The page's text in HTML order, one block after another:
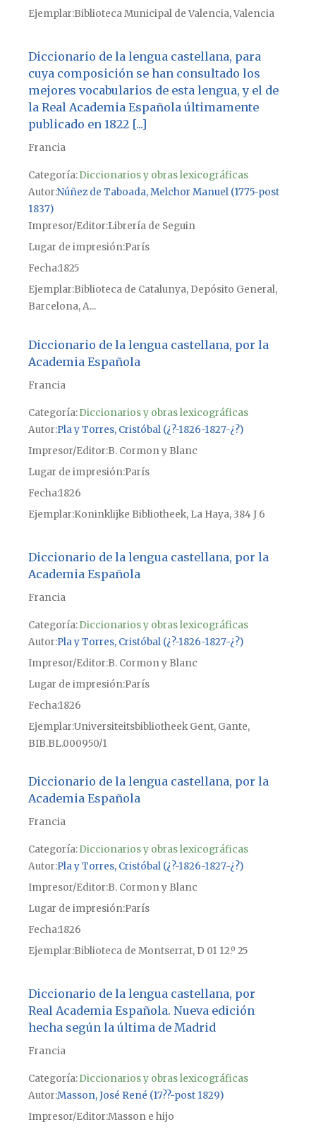
Ejemplar Biblioteca Municipal de Valencia, Valencia
Diccionario de la lengua castellana, para
cuya composición se han consultado los
mejores vocabularios de esta lengua, y el de
la Real Academia Española últimamente
publicado en 1822 [...]
Francia
Categoría:Diccionarios y obras lexicográficas
Autor Núñez de Taboada, Melchor Manuel (1775-post
1837)
Impresor/Editor Librería de Seguin
Lugar de impresiónParís
Fecha1825
Ejemplar Biblioteca de Catalunya, Depósito General,
Barcelona, A...
Diccionario de la lengua castellana, por la
Academia Española
Francia
Categoría:Diccionarios y obras lexicográficas
Autor Pla y Torres, Cristóbal (¿?-1826-1827-¿?)
Impresor/Editor B. Cormon y Blanc
Lugar de impresiónParís
Fecha1826
Ejemplar Koninklijke Bibliotheek, La Haya, 384 J 6
Diccionario de la lengua castellana, por la
Academia Española
Francia
Categoría:Diccionarios y obras lexicográficas
Autor Pla y Torres, Cristóbal (¿?-1826-1827-¿?)
Impresor/Editor B. Cormon y Blanc
Lugar de impresiónParís
Fecha1826
Ejemplar Universiteitsbibliotheek Gent, Gante,
BIB.BL.000950/1
Diccionario de la lengua castellana, por la
Academia Española
Francia
Categoría:Diccionarios y obras lexicográficas
Autor Pla y Torres, Cristóbal (¿?-1826-1827-¿?)
Impresor/Editor B. Cormon y Blanc
Lugar de impresiónParís
Fecha1826
Ejemplar Biblioteca de Montserrat, D 01 12.º 25
Diccionario de la lengua castellana, por
Real Academia Española. Nueva edición
hecha según la última de Madrid
Francia
Categoría:Diccionarios y obras lexicográficas
Autor Masson, José René (17??-post 1829)
Impresor/Editor Masson e hijo